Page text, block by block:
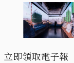
立即領取電子報